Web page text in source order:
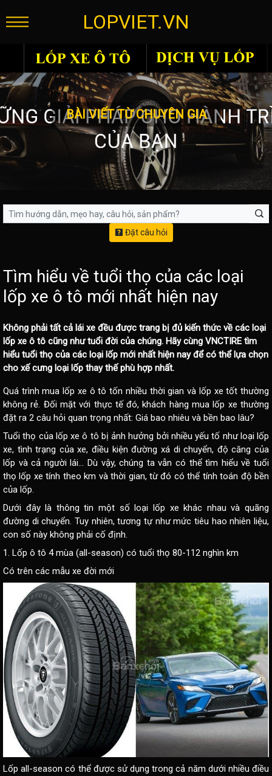
LOPVIET.VN
BÀI VIẾT TỪ CHUYÊN GIA
Đặt câu hỏi
Tìm hiểu về tuổi thọ của các loại
lốp xe ô tô mới nhất hiện nay
Không phải tất cả lái xe đều được trang bị đủ kiến thức về các loại
lốp xe ô tô cũng như tuổi đời của chúng. Hãy cùng VNCTIRE tìm
hiểu tuổi thọ của các loại lốp mới nhất hiện nay để có thể lựa chọn
cho xế cưng loại lốp thay thế phù hợp nhất.
Quá trìnhmua lốp xe ô tô tốn nhiều thời gian và lốp xe tốt thường
không rẻ. Đối mặt với thực tế đó, khách hàng mua lốp xe thường
đặt ra 2 câu hỏi quan trọng nhất: Giá bao nhiêu và bền bao lâu?
Tuổi thọ của lốp xe ô tô bị ảnh hưởng bởi nhiều yếu tố như loại lốp
xe, tình trạng của xe, điều kiện đường xá di chuyển, độ căng của
lốp và cả người lái... Dù vậy, chúng ta vẫn có thể tìm hiểu về tuổi
thọ lốp xe tính theo km và thời gian, từ đó có thể tính toán độ bền
của lốp.
Dưới đây là thông tin một số loại lốp xe khác nhau và quãng
đường di chuyển. Tuy nhiên, tương tự như mức tiêu hao nhiên liệu,
con số này không phải cố định.
1. Lốp ô tô 4 mùa (all-season) có tuổi thọ 80-112 nghìn km
Có trên các mẫu xe đời mới
Lốp all-season có thể được sử dụng trong cả năm dưới nhiều điều